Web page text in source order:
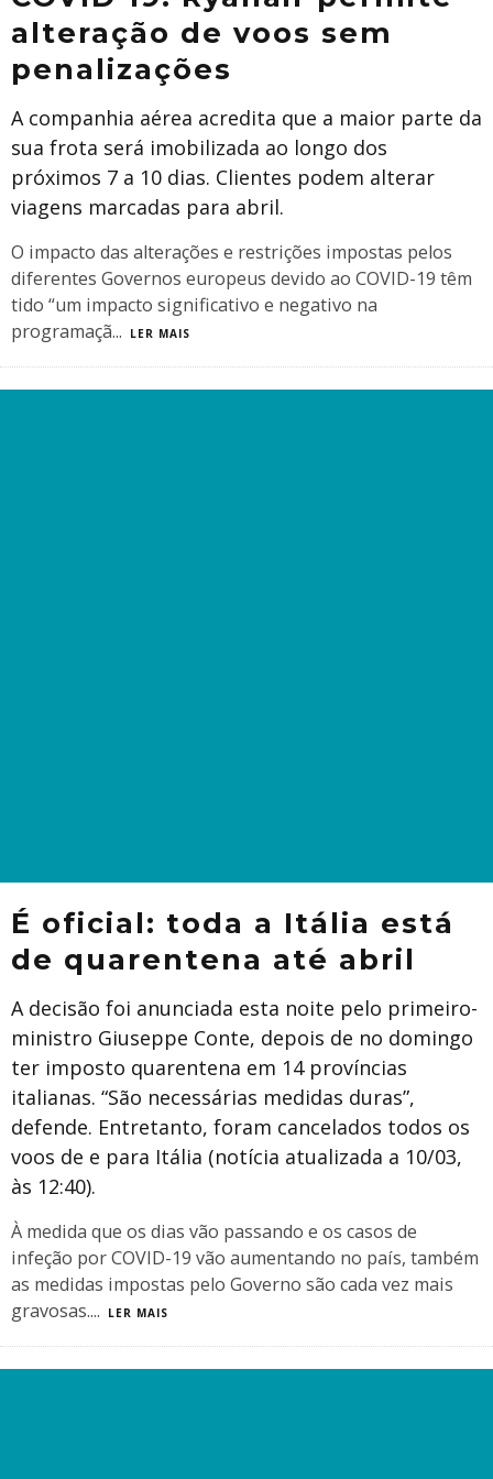
alteração de voos sem
penalizações
A companhia aérea acredita que a maior parte da
sua frota será imobilizada ao longo dos
próximos 7 a 10 dias. Clientes podem alterar
viagens marcadas para abril.
O impacto das alterações e restrições impostas pelos
diferentes Governos europeus devido ao COVID-19 têm
tido “um impacto significativo e negativo na
programaçã... LER MAIS
É oficial: toda a Itália está
de quarentena até abril
A decisão foi anunciada esta noite pelo primeiro-
ministro Giuseppe Conte, depois de no domingo
ter imposto quarentena em 14 províncias
italianas. “São necessárias medidas duras”,
defende. Entretanto, foram cancelados todos os
voos de e para Itália (notícia atualizada a 10/03,
às 12:40).
À medida que os dias vão passando e os casos de
infeção por COVID-19 vão aumentando no país, também
as medidas impostas pelo Governo são cada vez mais
gravosas.... LER MAIS